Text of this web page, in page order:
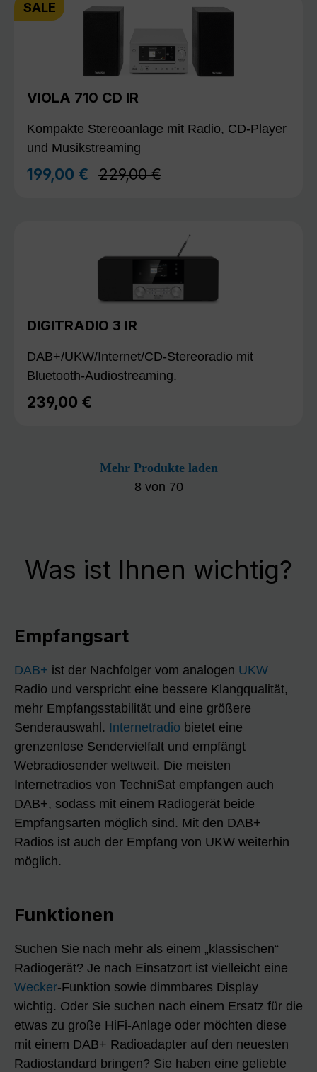
SALE
VIOLA 710 CD IR
Kompakte Stereoanlage mit Radio, CD-Player
und Musikstreaming
Verkaufspreis:
199,00 € Regulärer Preis:
229,00 €
DIGITRADIO 3 IR
DAB+/UKW/Internet/CD-Stereoradio mit
Bluetooth-Audiostreaming.
Regulärer Preis:
239,00 €
Mehr Produkte laden
8 von 70
Was ist Ihnen wichtig?
Empfangsart
DAB+ ist der Nachfolger vom analogen UKW
Radio und verspricht eine bessere Klangqualität,
mehr Empfangsstabilität und eine größere
Senderauswahl. Internetradio bietet eine
grenzenlose Sendervielfalt und empfängt
Webradiosender weltweit. Die meisten
Internetradios von TechniSat empfangen auch
DAB+, sodass mit einem Radiogerät beide
Empfangsarten möglich sind. Mit den DAB+
Radios ist auch der Empfang von UKW weiterhin
möglich.
Funktionen
Suchen Sie nach mehr als einem „klassischen“
Radiogerät? Je nach Einsatzort ist vielleicht eine
Wecker-Funktion sowie dimmbares Display
wichtig. Oder Sie suchen nach einem Ersatz für die
etwas zu große HiFi-Anlage oder möchten diese
mit einem DAB+ Radioadapter auf den neuesten
Radiostandard bringen? Sie haben eine geliebte